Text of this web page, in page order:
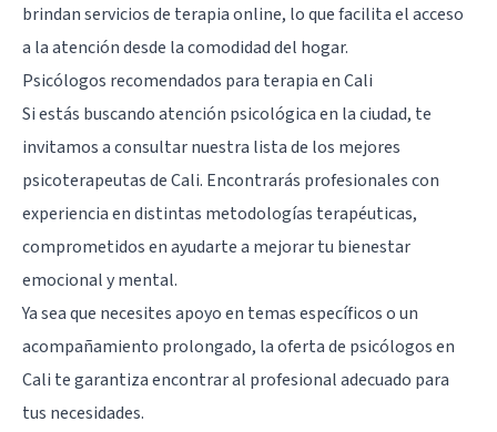
brindan servicios de terapia online, lo que facilita el acceso
a la atención desde la comodidad del hogar.
Psicólogos recomendados para terapia en Cali
Si estás buscando atención psicológica en la ciudad, te
invitamos a consultar nuestra lista de los mejores
psicoterapeutas de Cali. Encontrarás profesionales con
experiencia en distintas metodologías terapéuticas,
comprometidos en ayudarte a mejorar tu bienestar
emocional y mental.
Ya sea que necesites apoyo en temas específicos o un
acompañamiento prolongado, la oferta de psicólogos en
Cali te garantiza encontrar al profesional adecuado para
tus necesidades.